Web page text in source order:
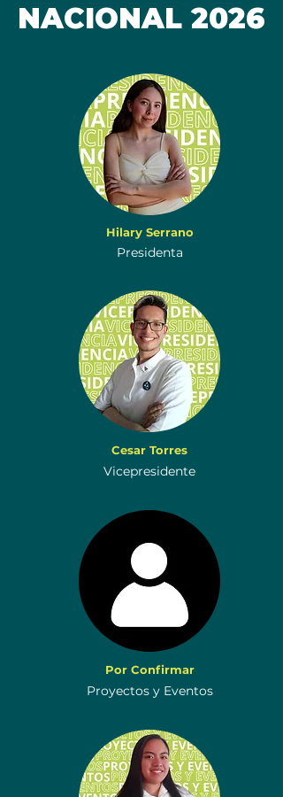
NACIONAL 2026
Hilary Serrano
Presidenta
Cesar Torres
Vicepresidente
Por Confirmar
Proyectos y Eventos